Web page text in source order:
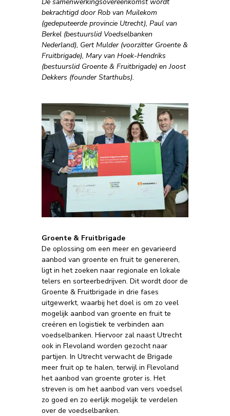
bekrachtigd door Rob van Muilekom
(gedeputeerde provincie Utrecht), Paul van
Berkel (bestuurslid Voedselbanken
Nederland), Gert Mulder (voorzitter Groente &
Fruitbrigade), Mary van Hoek-Hendriks
(bestuurslid Groente & Fruitbrigade) en Joost
Dekkers (founder Starthubs).
Groente & Fruitbrigade
De oplossing om een meer en gevarieerd
aanbod van groente en fruit te genereren,
ligt in het zoeken naar regionale en lokale
telers en sorteerbedrijven. Dit wordt door de
Groente & Fruitbrigade in drie fases
uitgewerkt, waarbij het doel is om zo veel
mogelijk aanbod van groente en fruit te
creëren en logistiek te verbinden aan
voedselbanken. Hiervoor zal naast Utrecht
ook in Flevoland worden gezocht naar
partijen. In Utrecht verwacht de Brigade
meer fruit op te halen, terwijl in Flevoland
het aanbod van groente groter is. Het
streven is om het aanbod van vers voedsel
zo goed en zo eerlijk mogelijk te verdelen
over de voedselbanken.